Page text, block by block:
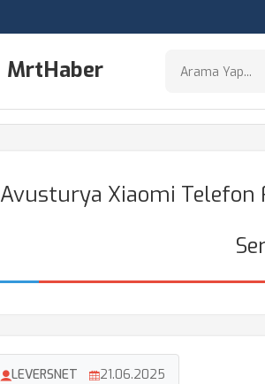
MrtHaber
Avusturya Xiaomi Telefon
LEVERSNET 21.06.2025